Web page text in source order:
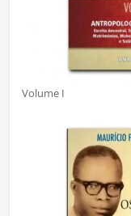
Volume I